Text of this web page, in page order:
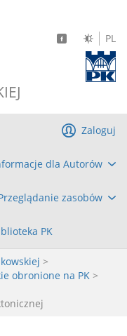
PL
dla Autorów
zasobów
PK
Zaloguj
>
obronione na PK >